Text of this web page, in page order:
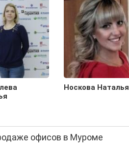
Носкова Наталья
офисов в Муроме